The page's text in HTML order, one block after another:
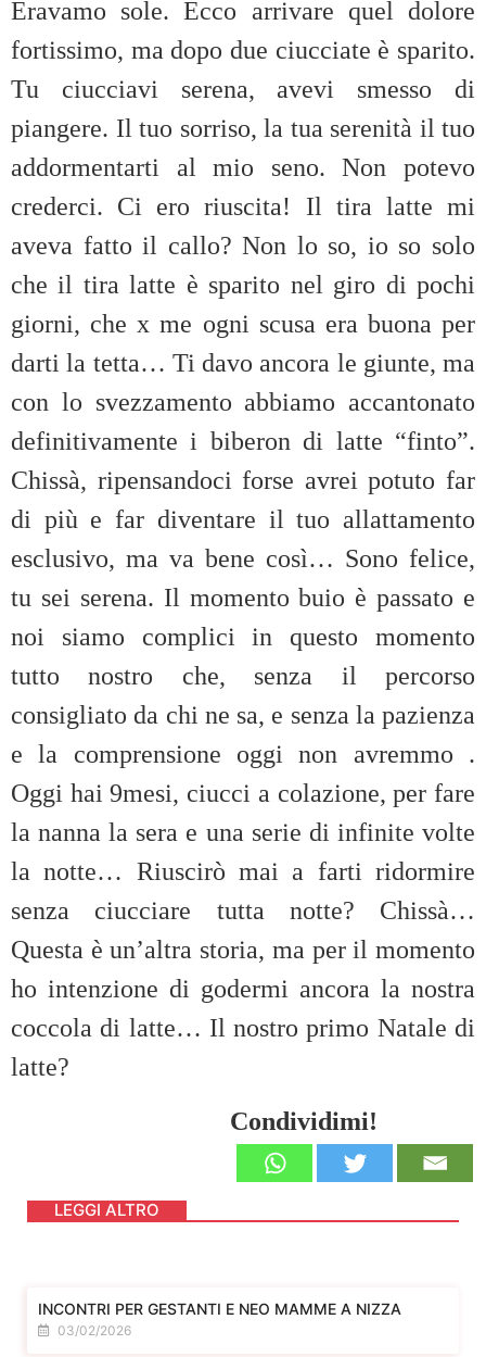
Eravamo sole. Ecco arrivare quel dolore
fortissimo, ma dopo due ciucciate è sparito.
Tu ciucciavi serena, avevi smesso di
piangere. Il tuo sorriso, la tua serenità il tuo
addormentarti al mio seno. Non potevo
crederci. Ci ero riuscita! Il tira latte mi
aveva fatto il callo? Non lo so, io so solo
che il tira latte è sparito nel giro di pochi
giorni, che x me ogni scusa era buona per
darti la tetta… Ti davo ancora le giunte, ma
con lo svezzamento abbiamo accantonato
definitivamente i biberon di latte “finto”.
Chissà, ripensandoci forse avrei potuto far
di più e far diventare il tuo allattamento
esclusivo, ma va bene così… Sono felice,
tu sei serena. Il momento buio è passato e
noi siamo complici in questo momento
tutto nostro che, senza il percorso
consigliato da chi ne sa, e senza la pazienza
e la comprensione oggi non avremmo .
Oggi hai 9mesi, ciucci a colazione, per fare
la nanna la sera e una serie di infinite volte
la notte… Riuscirò mai a farti ridormire
senza ciucciare tutta notte? Chissà…
Questa è un’altra storia, ma per il momento
ho intenzione di godermi ancora la nostra
coccola di latte… Il nostro primo Natale di
latte?
Condividimi!
LEGGI ALTRO
INCONTRI PER GESTANTI E NEO MAMME A NIZZA
03/02/2026